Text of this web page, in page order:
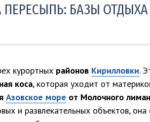
БАЗЫ
курортных районов Кирилловки.
коса, которая уходит от
Азовское море от Молочного
и развлекательных объектов,